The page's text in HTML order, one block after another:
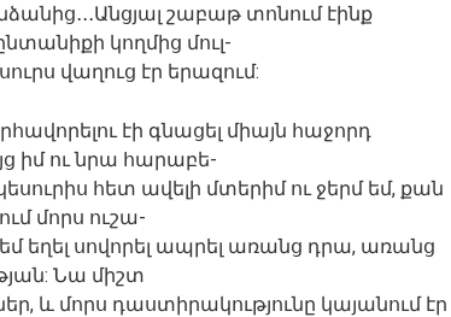
շաբաթ տոնում էինք
կողմից մուլ-
վաղուց էր երազում:
էի գնացել միայն հաջորդ
իմ ու նրա հարաբե-
հետ ավելի մտերիմ ու ջերմ եմ, քան
մորս ուշա-
եղել սովորել ապրել առանց դրա, առանց
Նա միշտ
և մորս դաստիրակությունը կայանում էր